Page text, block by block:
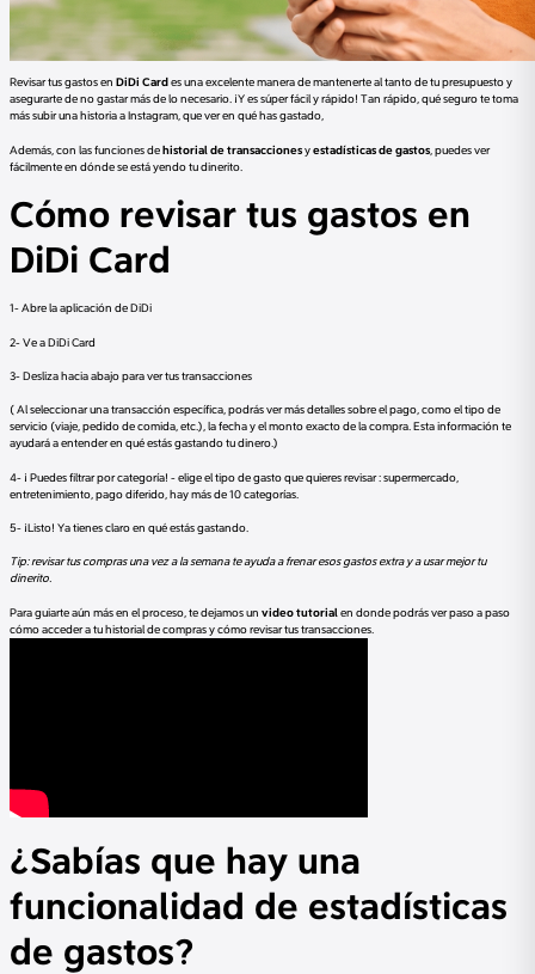
Revisar tus gastos en DiDi Cardes una excelente manera de mantenerte al tanto de tu presupuesto y
asegurarte de no gastar más de lo necesario. ¡Y es súper fácil y rápido! Tan rápido, qué seguro te toma
más subir una historia a Instagram, que ver en qué has gastado,
Además, con las funciones dehistorial de transaccionesyestadísticas de gastos , puedes ver
fácilmente en dónde se está yendo tu dinerito.
Cómo revisar tus gastos en
DiDi Card
1- Abre la aplicación de DiDi
2- Ve a DiDi Card
3- Desliza hacia abajo para ver tus transacciones
( Al seleccionar una transacción específica, podrás ver más detalles sobre el pago, como el tipo de
servicio (viaje, pedido de comida, etc.), la fecha y el monto exacto de la compra. Esta información te
ayudará a entender en qué estás gastando tu dinero.)
4- ¡ Puedes filtrar por categoría! - elige el tipo de gasto que quieres revisar : supermercado,
entretenimiento, pago diferido, hay más de 10 categorías.
5- ¡Listo! Ya tienes claro en qué estás gastando.
Tip: revisar tus compras una vez a la semana te ayuda a frenar esos gastos extra y a usar mejor tu
dinerito.
Para guiarte aún más en el proceso, te dejamos un video tutorial en donde podrás ver paso a paso
cómo acceder a tu historial de compras y cómo revisar tus transacciones.
¿Sabías que hay una
funcionalidad de estadísticas
de gastos?